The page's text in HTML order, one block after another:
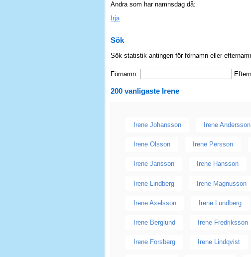
Andra som har namnsdag då:
Irja
Sök
Sök statistik antingen för förnamn eller
Förnamn:
200 vanligaste Irene
Irene Johansson Irene Andersson
Irene Olsson Irene Persson
Irene Jansson Irene Hansson
Irene Lindberg Irene Magnusson
Irene Axelsson Irene Lundberg
Irene Berglund Irene Fredriksson
Irene Forsberg Irene Lindqvist